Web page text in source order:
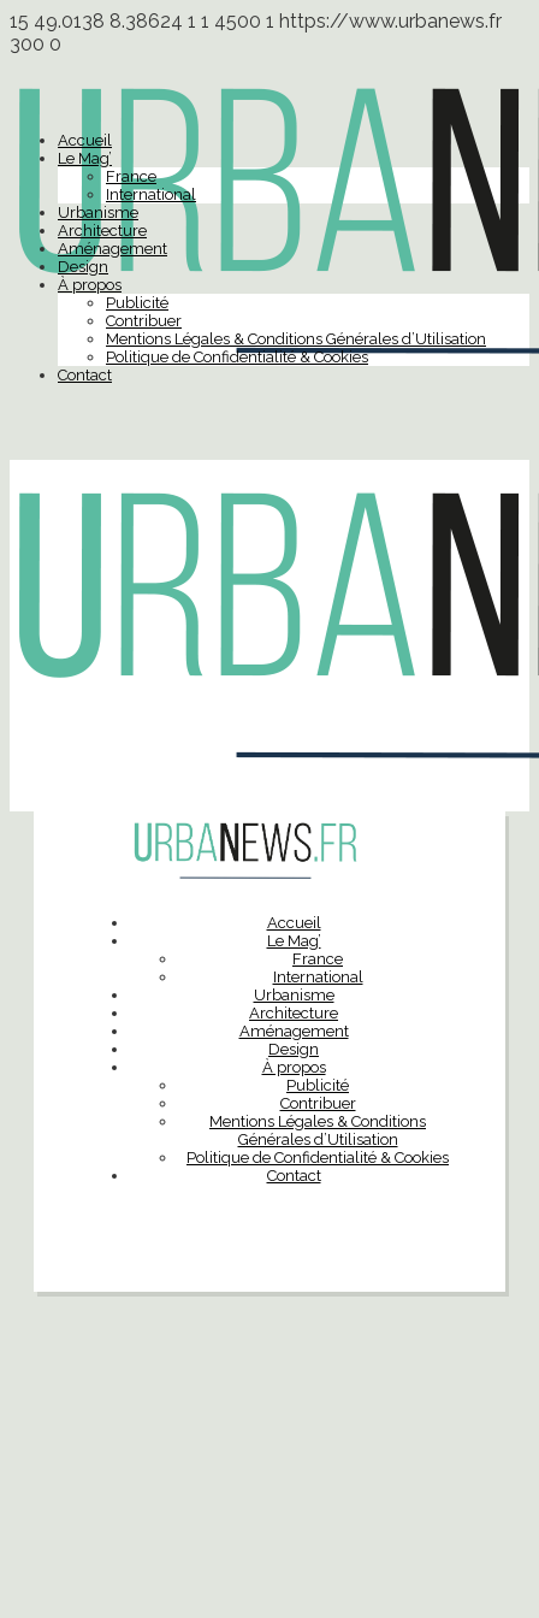
15 49.0138 8.38624 1 1 4500 1 https://www.urbanews.fr
300 0
Accueil
Le Mag’
France
International
Urbanisme
Architecture
Aménagement
Design
À propos
Publicité
Contribuer
Mentions Légales & Conditions Générales d’Utilisation
Politique de Confidentialité & Cookies
Contact
Accueil
Le Mag’
France
International
Urbanisme
Architecture
Aménagement
Design
À propos
Publicité
Contribuer
Mentions Légales & Conditions
Générales d’Utilisation
Politique de Confidentialité & Cookies
Contact